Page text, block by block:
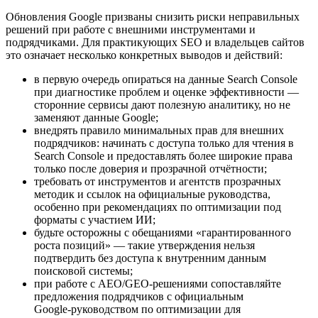
Обновления Google призваны снизить риски неправильных
решений при работе с внешними инструментами и
подрядчиками. Для практикующих SEO и владельцев сайтов
это означает несколько конкретных выводов и действий:
в первую очередь опираться на данные Search Console
при диагностике проблем и оценке эффективности —
сторонние сервисы дают полезную аналитику, но не
заменяют данные Google;
внедрять правило минимальных прав для внешних
подрядчиков: начинать с доступа только для чтения в
Search Console и предоставлять более широкие права
только после доверия и прозрачной отчётности;
требовать от инструментов и агентств прозрачных
методик и ссылок на официальные руководства,
особенно при рекомендациях по оптимизации под
форматы с участием ИИ;
будьте осторожны с обещаниями «гарантированного
роста позиций» — такие утверждения нельзя
подтвердить без доступа к внутренним данным
поисковой системы;
при работе с AEO/GEO‑решениями сопоставляйте
предложения подрядчиков с официальным
Google‑руководством по оптимизации для